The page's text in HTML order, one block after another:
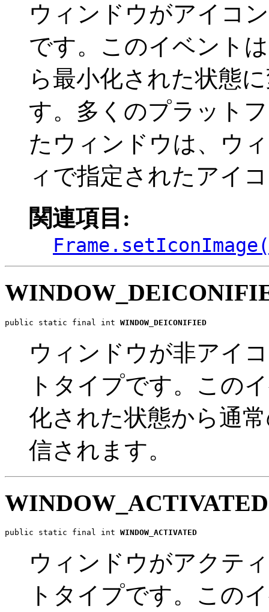
ウィンドウがアイコ
です。このイベント
ら最小化された状態
す。多くのプラット
たウィンドウは、ウ
ィで指定されたアイ
関連項目:
public static final int WINDOW_DEICONIFIED
ウィンドウが非アイ
トタイプです。この
化された状態から通
信されます。
WINDOW_ACTIVATED
public static final int WINDOW_ACTIVATED
ウィンドウがアクテ
トタイプです。この